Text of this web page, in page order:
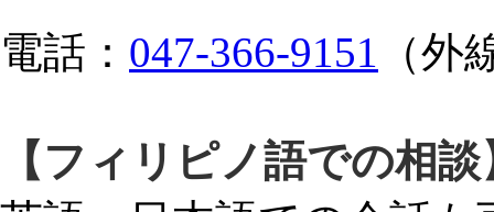
電話： 047-366-9151 （外
【フィリピノ語での相談